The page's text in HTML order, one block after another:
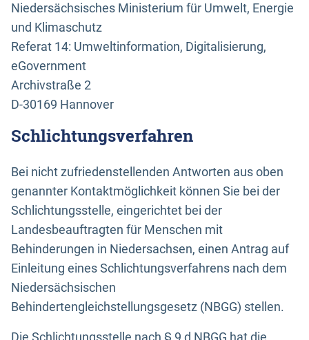
Niedersächsisches Ministerium für Umwelt, Energie
und Klimaschutz
Referat 14: Umweltinformation, Digitalisierung,
eGovernment
Archivstraße 2
D-30169 Hannover
Schlichtungsverfahren
Bei nicht zufriedenstellenden Antworten aus oben
genannter Kontaktmöglichkeit können Sie bei der
Schlichtungsstelle, eingerichtet bei der
Landesbeauftragten für Menschen mit
Behinderungen in Niedersachsen, einen Antrag auf
Einleitung eines Schlichtungsverfahrens nach dem
Niedersächsischen
Behindertengleichstellungsgesetz (NBGG) stellen.
Die Schlichtungsstelle nach § 9 d NBGG hat die